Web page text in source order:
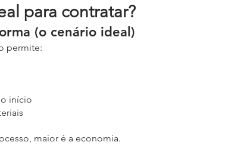
para contratar?
(o cenário ideal)
permite:
início
maior é a economia.